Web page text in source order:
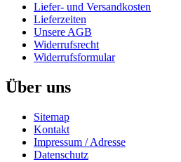
Liefer- und Versandkosten
Lieferzeiten
Unsere AGB
Widerrufsrecht
Widerrufsformular
Über uns
Sitemap
Kontakt
Impressum / Adresse
Datenschutz